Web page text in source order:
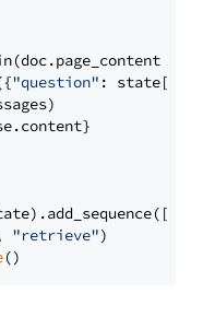
"question" : state[
"retrieve")